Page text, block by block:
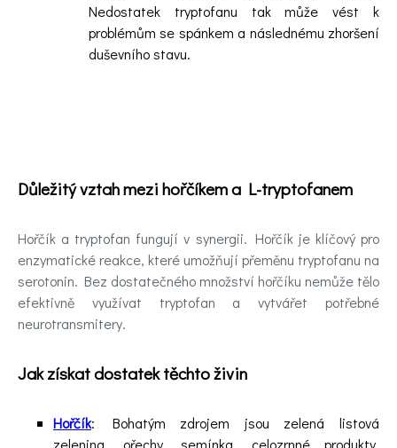
Nedostatek tryptofanu tak může vést k
problémům se spánkem a následnému zhoršení
duševního stavu.
Důležitý vztah mezi hořčíkem a L-tryptofanem
Hořčík a tryptofan fungují v synergii. Hořčík je klíčový pro
enzymatické reakce, které umožňují přeměnu tryptofanu na
serotonin. Bez dostatečného množství hořčíku nemůže tělo
efektivně využívat tryptofan a vytvářet potřebné
neurotransmitery.
Jak získat dostatek těchto živin
Hořčík: Bohatým zdrojem jsou zelená listová
zelenina, ořechy, semínka, celozrnné produkty,